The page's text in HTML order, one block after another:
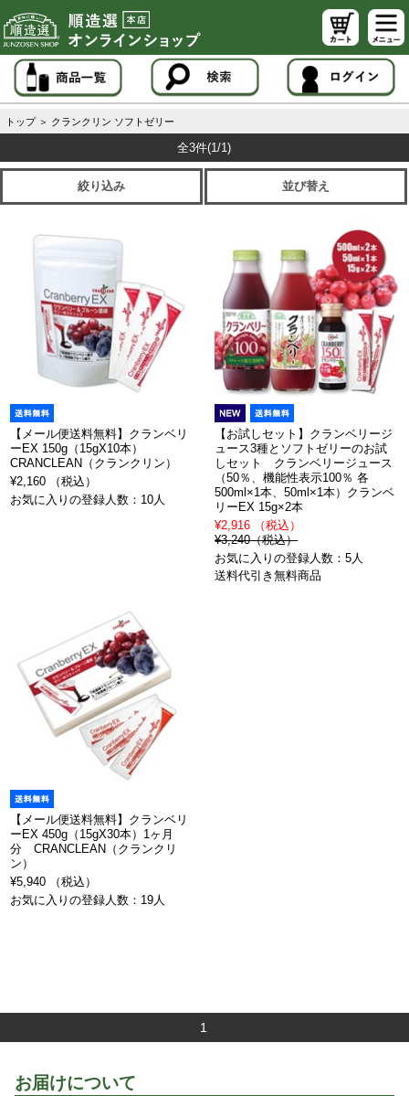
トップ ＞ クランクリン ソフトゼリー
全3件(1/1)
絞り込み 並び替え
【メール便送料無料】クランベリ
ーEX 150g（15gX10本）
CRANCLEAN（クランクリン）
¥2,160 （税込）
お気に入りの登録人数：10人
【お試しセット】クランベリージ
ュース3種とソフトゼリーのお試
しセット クランベリージュース
（50％、機能性表示100％ 各
500ml×1本、50ml×1本）クランベ
リーEX 15g×2本
¥2,916 （税込）
¥3,240（税込）
お気に入りの登録人数：5人
送料代引き無料商品
【メール便送料無料】クランベリ
ーEX 450g（15gX30本）1ヶ月
分 CRANCLEAN（クランクリ
ン）
¥5,940 （税込）
お気に入りの登録人数：19人
1